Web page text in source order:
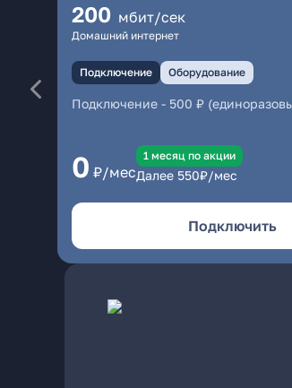
200 мбит/сек
Домашний интернет
Подключение Оборудование
Подключение - 500 ₽
0 ₽/мес
1 месяц по акции
Далее 550₽/мес
Подключить